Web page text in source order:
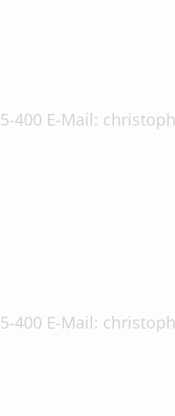
400 E-Mail:
400 E-Mail: